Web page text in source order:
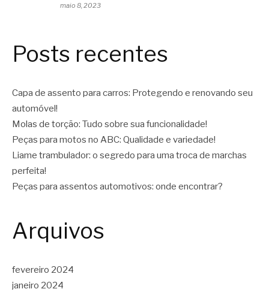
maio 8, 2023
Posts recentes
Capa de assento para carros: Protegendo e renovando seu
automóvel!
Molas de torção: Tudo sobre sua funcionalidade!
Peças para motos no ABC: Qualidade e variedade!
Liame trambulador: o segredo para uma troca de marchas
perfeita!
Peças para assentos automotivos: onde encontrar?
Arquivos
fevereiro 2024
janeiro 2024